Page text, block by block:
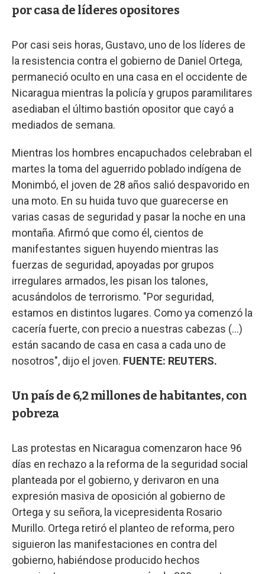
por casa de líderes opositores
Por casi seis horas, Gustavo, uno de los líderes de
la resistencia contra el gobierno de Daniel Ortega,
permaneció oculto en una casa en el occidente de
Nicaragua mientras la policía y grupos paramilitares
asediaban el último bastión opositor que cayó a
mediados de semana.
Mientras los hombres encapuchados celebraban el
martes la toma del aguerrido poblado indígena de
Monimbó, el joven de 28 años salió despavorido en
una moto. En su huida tuvo que guarecerse en
varias casas de seguridad y pasar la noche en una
montaña. Afirmó que como él, cientos de
manifestantes siguen huyendo mientras las
fuerzas de seguridad, apoyadas por grupos
irregulares armados, les pisan los talones,
acusándolos de terrorismo. "Por seguridad,
estamos en distintos lugares. Como ya comenzó la
cacería fuerte, con precio a nuestras cabezas (...)
están sacando de casa en casa a cada uno de
nosotros", dijo el joven. FUENTE: REUTERS.
Un país de 6,2 millones de habitantes, con
pobreza
Las protestas en Nicaragua comenzaron hace 96
días en rechazo a la reforma de la seguridad social
planteada por el gobierno, y derivaron en una
expresión masiva de oposición al gobierno de
Ortega y su señora, la vicepresidenta Rosario
Murillo. Ortega retiró el planteo de reforma, pero
siguieron las manifestaciones en contra del
gobierno, habiéndose producido hechos